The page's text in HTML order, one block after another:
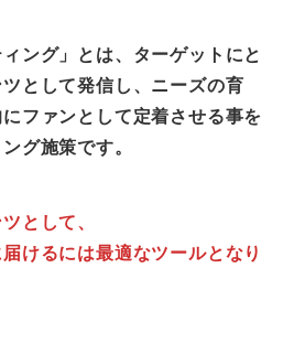
ング」とは、ターゲットにと
として発信し、ニーズの育
ファンとして定着させる事を
グ施策です。
として、
けるには最適なツールとなり